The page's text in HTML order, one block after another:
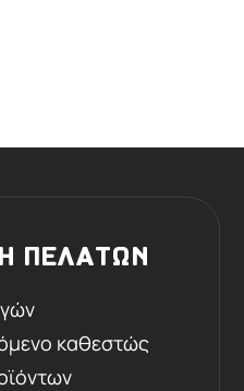
ΠΕΛΑΤΩΝ
καθεστώς